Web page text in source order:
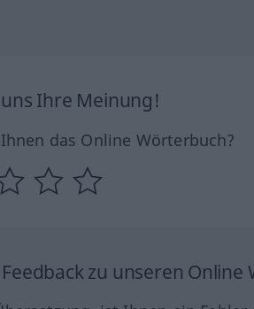
uns Ihre Meinung!
das Online Wörterbuch?
zu unseren